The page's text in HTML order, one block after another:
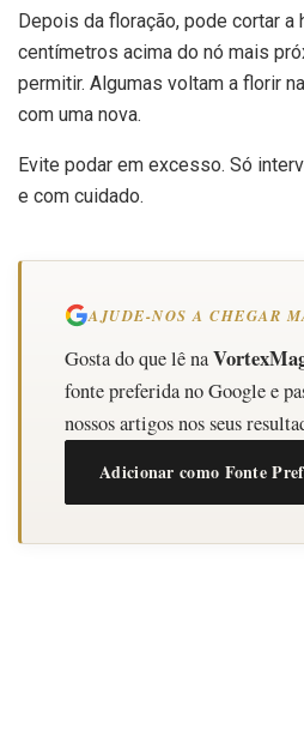
Depois da floração, pode cortar
centímetros acima do nó mais
permitir. Algumas voltam a florir
com uma nova.
Evite podar em excesso. Só
e com cuidado.
AJUDE-NOS A CHEGAR
Gosta do que lê na
fonte preferida no Google e
nossos artigos nos seus
Adicionar como Fonte